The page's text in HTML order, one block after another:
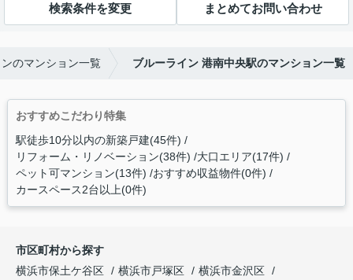
検索条件を変更 まとめてお問い合わせ
のマンション一覧 ブルーライン 港南中央駅のマンション一覧
おすすめこだわり特集
駅徒歩10分以内の新築戸建(45件)
リフォーム・リノベーション(38件) 大口エリア(17件)
ペット可マンション(13件) おすすめ収益物件(0件)
カースペース2台以上(0件)
市区町村から探す
横浜市保土ケ谷区
横浜市戸塚区
横浜市金沢区